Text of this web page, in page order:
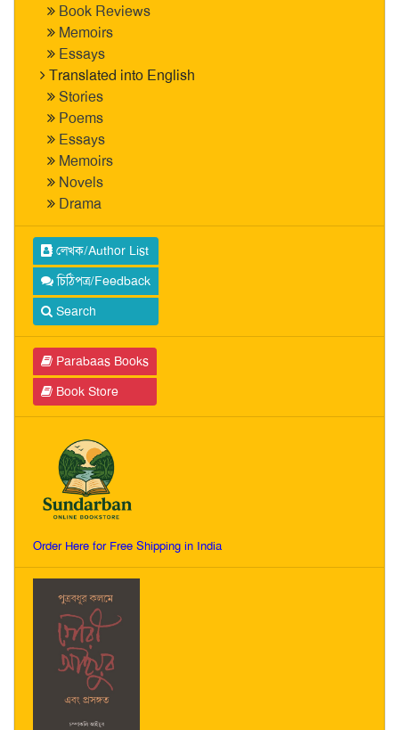
Book Reviews
Memoirs
Essays
Translated into English
Stories
Poems
Essays
Memoirs
Novels
Drama
লেখক/Author List
চিঠিপত্র/Feedback
Search
Parabaas Books
Book Store
Order Here for Free Shipping in India